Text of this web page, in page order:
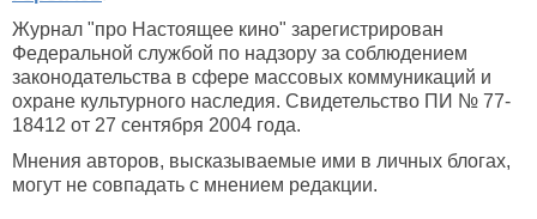
Журнал "про Настоящее кино" зарегистрирован
Федеральной службой по надзору за соблюдением
законодательства в сфере массовых коммуникаций и
охране культурного наследия. Свидетельство ПИ № 77-
18412 от 27 сентября 2004 года.
Мнения авторов, высказываемые ими в личных блогах,
могут не совпадать с мнением редакции.